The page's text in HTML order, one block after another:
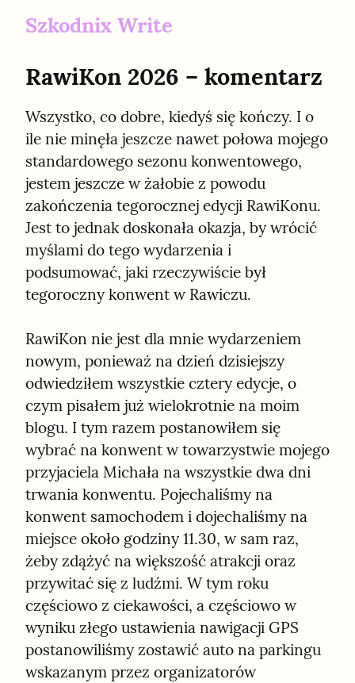
Szkodnix Write
RawiKon 2026 – komentarz
Wszystko, co dobre, kiedyś się kończy. I o
ile nie minęła jeszcze nawet połowa mojego
standardowego sezonu konwentowego,
jestem jeszcze w żałobie z powodu
zakończenia tegorocznej edycji RawiKonu.
Jest to jednak doskonała okazja, by wrócić
myślami do tego wydarzenia i
podsumować, jaki rzeczywiście był
tegoroczny konwent w Rawiczu.
RawiKon nie jest dla mnie wydarzeniem
nowym, ponieważ na dzień dzisiejszy
odwiedziłem wszystkie cztery edycje, o
czym pisałem już wielokrotnie na moim
blogu. I tym razem postanowiłem się
wybrać na konwent w towarzystwie mojego
przyjaciela Michała na wszystkie dwa dni
trwania konwentu. Pojechaliśmy na
konwent samochodem i dojechaliśmy na
miejsce około godziny 11.30, w sam raz,
żeby zdążyć na większość atrakcji oraz
przywitać się z ludźmi. W tym roku
częściowo z ciekawości, a częściowo w
wyniku złego ustawienia nawigacji GPS
postanowiliśmy zostawić auto na parkingu
wskazanym przez organizatorów